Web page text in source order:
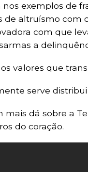
exemplos de
de altruísmo com
com que
a
valores que
serve
dá sobre a
do coração.